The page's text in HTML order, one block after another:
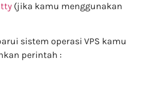
(jika kamu menggunakan
sistem operasi VPS kamu
perintah :